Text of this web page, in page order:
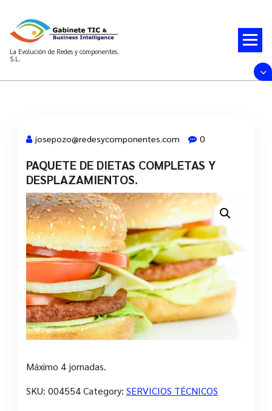
contenido
La Evolución de Redes y componentes,
S.L.
28 Mar, 2022
josepozo@redesycomponentes.com 0
PAQUETE DE DIETAS COMPLETAS Y
DESPLAZAMIENTOS.
Máximo 4 jornadas.
SKU: 004554Category: SERVICIOS TÉCNICOS